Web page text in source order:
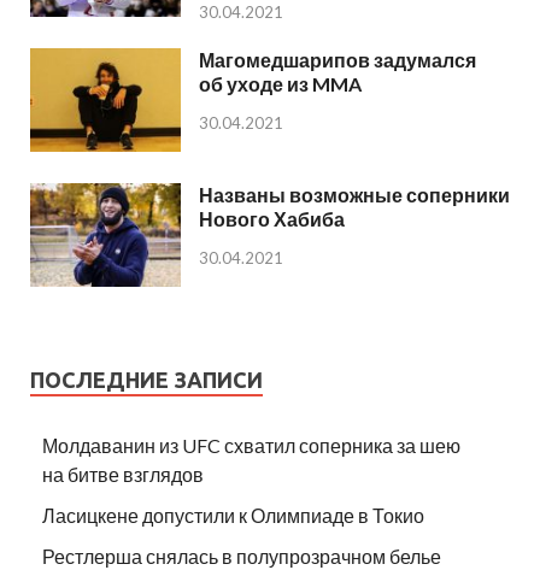
30.04.2021
Магомедшарипов задумался
об уходе из MMA
30.04.2021
Названы возможные соперники
Нового Хабиба
30.04.2021
ПОСЛЕДНИЕ ЗАПИСИ
Молдаванин из UFC схватил соперника за шею
на битве взглядов
Ласицкене допустили к Олимпиаде в Токио
Рестлерша снялась в полупрозрачном белье